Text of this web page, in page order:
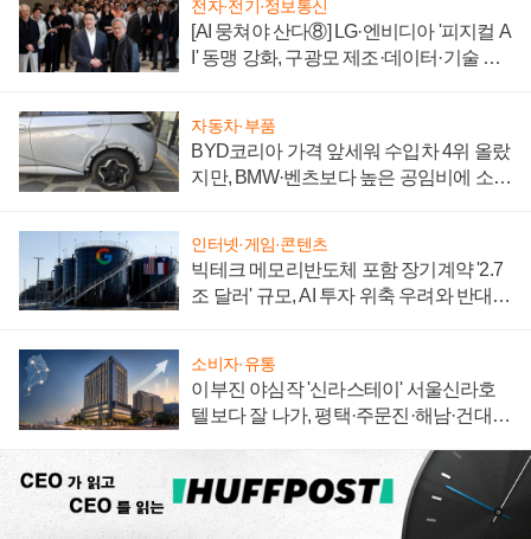
전자·전기·정보통신
[AI 뭉쳐야 산다⑧] LG·엔비디아 '피지컬 A
I' 동맹 강화, 구광모 제조·데이터·기술 결
자동차·부품
BYD코리아 가격 앞세워 수입차 4위 올랐
지만, BMW·벤츠보다 높은 공임비에 소비
인터넷·게임·콘텐츠
빅테크 메모리반도체 포함 장기계약 '2.7
조 달러' 규모, AI 투자 위축 우려와 반대
소비자·유통
이부진 야심작 '신라스테이' 서울신라호
텔보다 잘 나가, 평택·주문진·해남·건대로